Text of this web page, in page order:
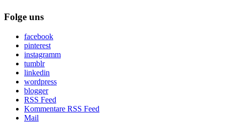
Folge uns
facebook
pinterest
instagramm
tumblr
linkedin
wordpress
blogger
RSS Feed
Kommentare RSS Feed
Mail